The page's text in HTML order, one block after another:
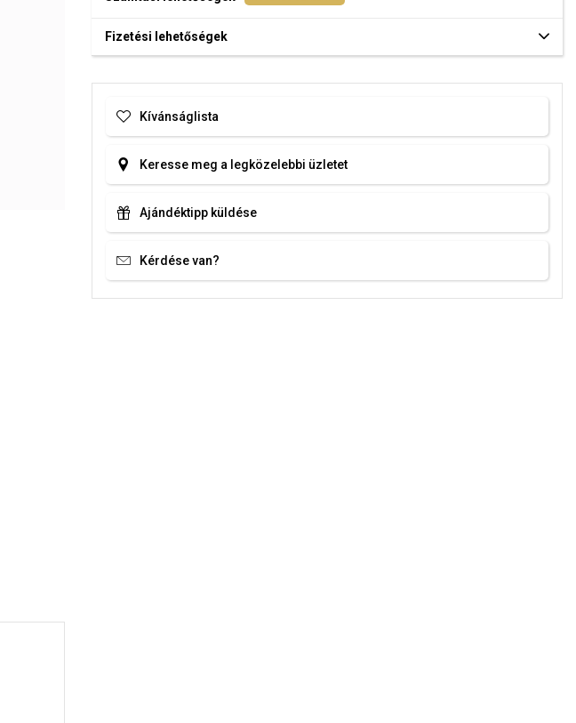
Fizetési lehetőségek
Kívánságlista
Keresse meg a legközelebbi üzletet
Ajándéktipp küldése
Kérdése van?